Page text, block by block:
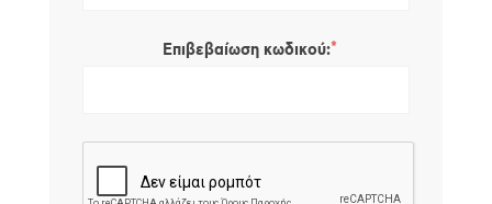
Επιβεβαίωση κωδικού:*